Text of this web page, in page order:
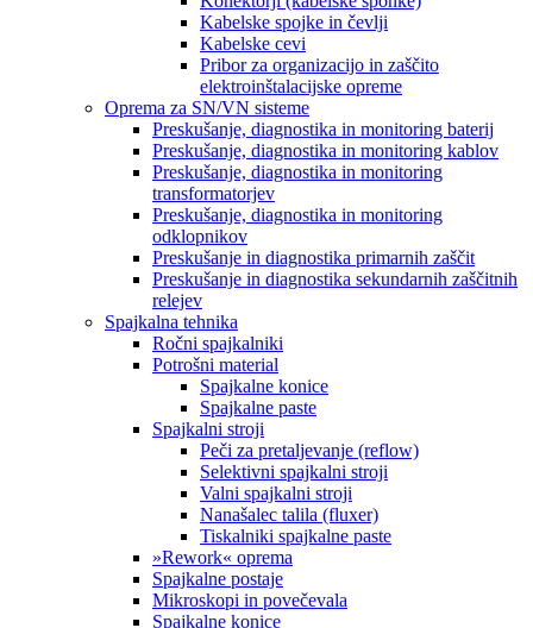
Kabelske spojke in čevlji
Kabelske cevi
Pribor za organizacijo in zaščito
elektroinštalacijske opreme
Oprema za SN/VN sisteme
Preskušanje, diagnostika in monitoring baterij
Preskušanje, diagnostika in monitoring kablov
Preskušanje, diagnostika in monitoring
transformatorjev
Preskušanje, diagnostika in monitoring
odklopnikov
Preskušanje in diagnostika primarnih zaščit
Preskušanje in diagnostika sekundarnih zaščitnih
relejev
Spajkalna tehnika
Ročni spajkalniki
Potrošni material
Spajkalne konice
Spajkalne paste
Spajkalni stroji
Peči za pretaljevanje (reflow)
Selektivni spajkalni stroji
Valni spajkalni stroji
Nanašalec talila (fluxer)
Tiskalniki spajkalne paste
»Rework« oprema
Spajkalne postaje
Mikroskopi in povečevala
Spajkalne konice